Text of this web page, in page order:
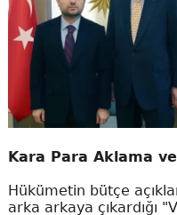
Kara Para Aklama ve
Hükümetin bütçe
arka arkaya çıkardığı